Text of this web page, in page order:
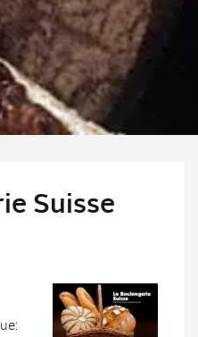
Suisse